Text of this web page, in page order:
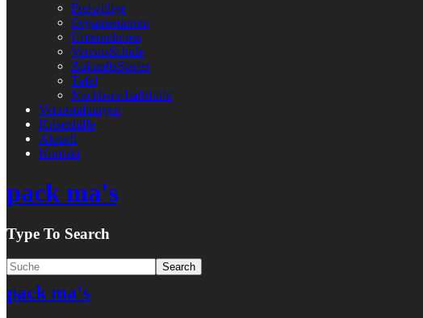
Freiwillige
Organisationen
Unternehmen
VereinsSchule
ZukunftsStarter
Tafel
Nachbarschaftshilfe
Veranstaltungen
Krisenhilfe
Aktuell
Kontakt
pack ma's
Type To Search
pack ma's